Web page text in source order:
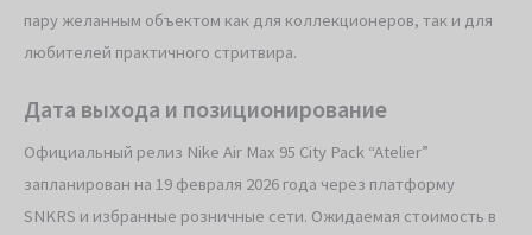
пару желанным объектом как для коллекционеров, так и для
любителей практичного стритвира.
Дата выхода и позиционирование
Официальный релиз Nike Air Max 95 City Pack “Atelier”
запланирован на 19 февраля 2026 года через платформу
SNKRS и избранные розничные сети. Ожидаемая стоимость в